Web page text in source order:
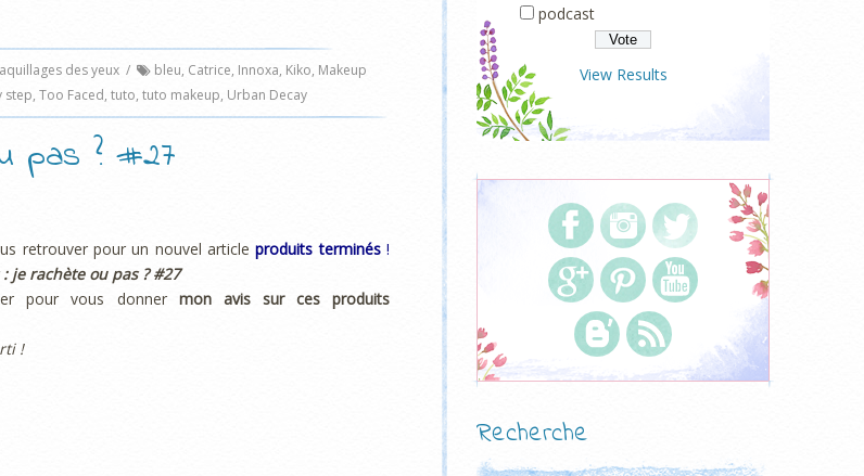
des yeux / bleu, Catrice, Innoxa, Kiko, Makeup
step, Too Faced, tuto, tuto makeup, Urban Decay
pas ? #27
retrouver pour un nouvel article produits terminés!
je rachète ou pas ? #27
pour vous donner mon avis sur ces produits
!
podcast
View Results
Recherche